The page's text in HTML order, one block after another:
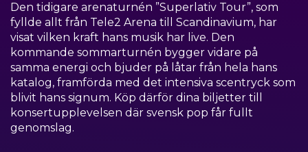
Den tidigare arenaturnén ”Superlativ Tour”, som
fyllde allt från Tele2 Arena till Scandinavium, har
visat vilken kraft hans musik har live. Den
kommande sommarturnén bygger vidare på
samma energi och bjuder på låtar från hela hans
katalog, framförda med det intensiva scentryck som
blivit hans signum. Köp därför dina biljetter till
konsertupplevelsen där svensk pop får fullt
genomslag.